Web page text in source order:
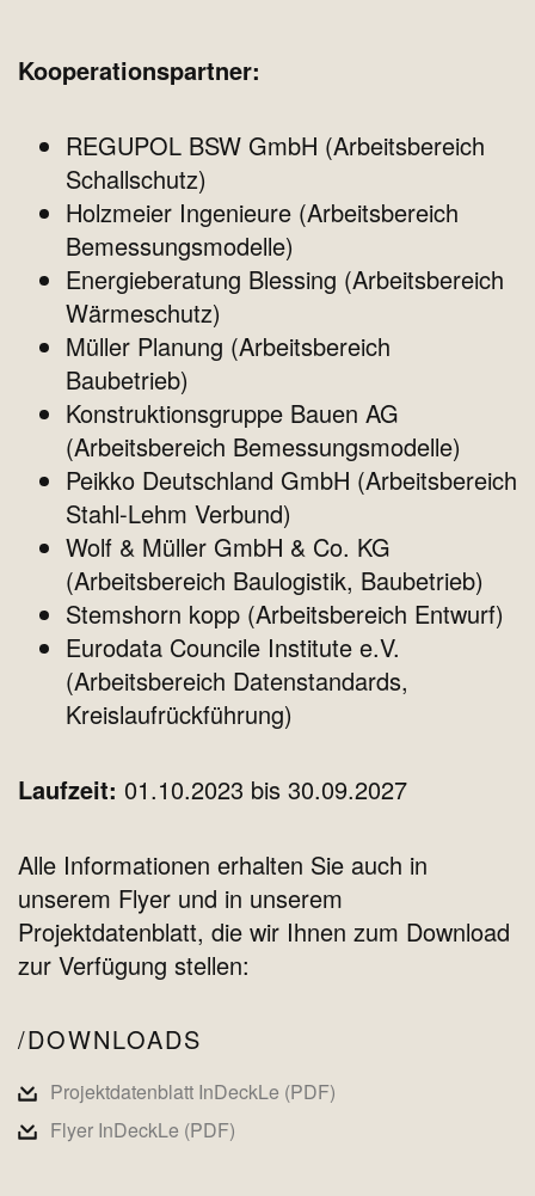
Kooperationspartner:
REGUPOL BSW GmbH (Arbeitsbereich
Schallschutz)
Holzmeier Ingenieure (Arbeitsbereich
Bemessungsmodelle)
Energieberatung Blessing (Arbeitsbereich
Wärmeschutz)
Müller Planung (Arbeitsbereich
Baubetrieb)
Konstruktionsgruppe Bauen AG
(Arbeitsbereich Bemessungsmodelle)
Peikko Deutschland GmbH (Arbeitsbereich
Stahl-Lehm Verbund)
Wolf & Müller GmbH & Co. KG
(Arbeitsbereich Baulogistik, Baubetrieb)
Stemshorn kopp (Arbeitsbereich Entwurf)
Eurodata Councile Institute e.V.
(Arbeitsbereich Datenstandards,
Kreislaufrückführung)
Laufzeit: 01.10.2023 bis 30.09.2027
Alle Informationen erhalten Sie auch in
unserem Flyer und in unserem
Projektdatenblatt, die wir Ihnen zum Download
zur Verfügung stellen:
DOWNLOADS
Projektdatenblatt InDeckLe (PDF)
Flyer InDeckLe (PDF)